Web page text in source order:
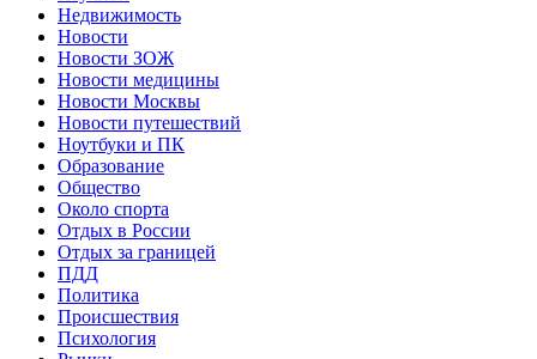
Недвижимость
Новости
Новости ЗОЖ
Новости медицины
Новости Москвы
Новости путешествий
Ноутбуки и ПК
Образование
Общество
Около спорта
Отдых в России
Отдых за границей
ПДД
Политика
Происшествия
Психология